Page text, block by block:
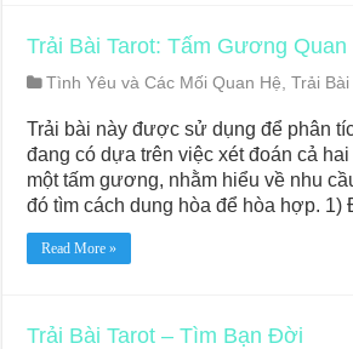
Trải Bài Tarot: Tấm Gương Quan
Tình Yêu và Các Mối Quan Hệ,Trải Bài
Trải bài này được sử dụng để phân
đang có dựa trên việc xét đoán cả
một tấm gương, nhằm hiểu về nhu
đó tìm cách dung hòa để hòa hợp.
Read More »
Trải Bài Tarot – Tìm Bạn Đời